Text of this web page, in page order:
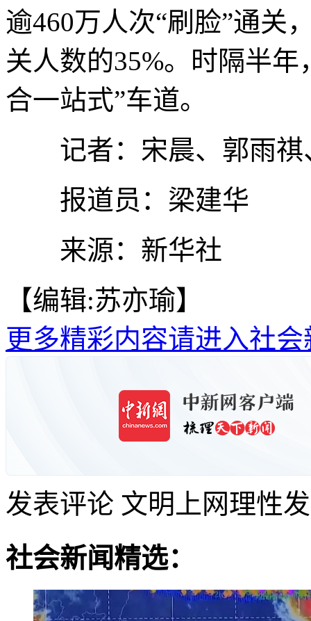
逾460万人次“刷脸”通关
关人数的35%。时隔半
合一站式”车道。
记者：宋晨、郭雨祺
报道员：梁建华
来源：新华社
【编辑:苏亦瑜】
更多精彩内容请进入社会
发表评论 文明上网理性
社会新闻精选：